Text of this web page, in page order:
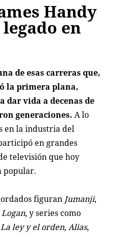
Handy
en
de esas carreras que,
la primera plana,
vida a decenas de
generaciones. A lo
en la industria del
en grandes
televisión que hoy
popular.
figuran Jumanji,
Logan, y series como
La ley y el orden,Alias,